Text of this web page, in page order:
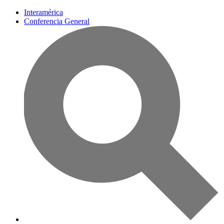
Interamérica
Conferencia General